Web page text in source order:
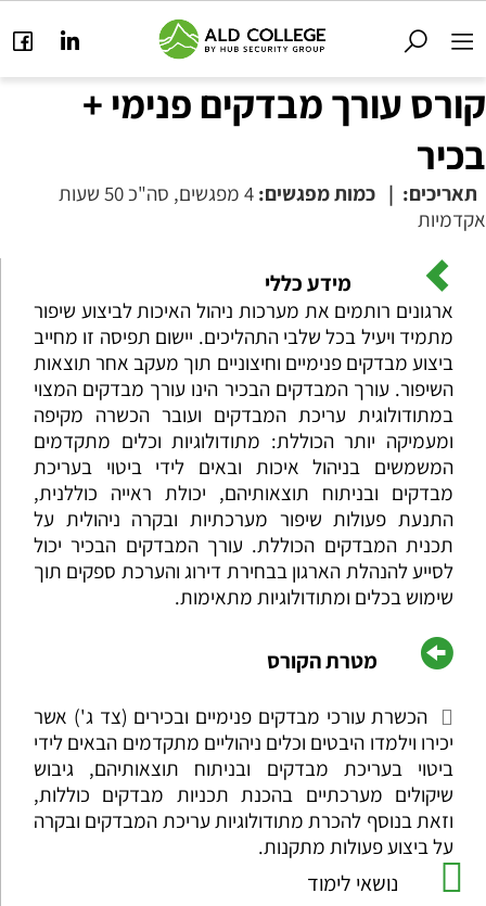
קורס עורך מבדקים פנימי +
בכיר
תאריכים: | כמות מפגשים:
4 מפגשים, סה"כ 50 שעות
אקדמיות
מידע כללי
ארגונים רותמים את מערכות ניהול האיכות לביצוע שיפור
מתמיד ויעיל בכל שלבי התהליכים. יישום תפיסה זו מחייב
ביצוע מבדקים פנימיים וחיצוניים תוך מעקב אחר תוצאות
השיפור. עורך המבדקים הבכיר הינו עורך מבדקים המצוי
במתודולוגית עריכת המבדקים ועובר הכשרה מקיפה
ומעמיקה יותר הכוללת: מתודולוגיות וכלים מתקדמים
המשמשים בניהול איכות ובאים לידי ביטוי בעריכת
מבדקים ובניתוח תוצאותיהם, יכולת ראייה כוללנית,
התנעת פעולות שיפור מערכתיות ובקרה ניהולית על
תכנית המבדקים הכוללת. עורך המבדקים הבכיר יכול
לסייע להנהלת הארגון בבחירת דירוג והערכת ספקים תוך
שימוש בכלים ומתודולוגיות מתאימות.
מטרת הקורס
הכשרת עורכי מבדקים פנימיים ובכירים (צד ג') אשר
יכירו וילמדו היבטים וכלים ניהוליים מתקדמים הבאים לידי
ביטוי בעריכת מבדקים ובניתוח תוצאותיהם, גיבוש
שיקולים מערכתיים בהכנת תכניות מבדקים כוללות,
וזאת בנוסף להכרת מתודולוגיות עריכת המבדקים ובקרה
על ביצוע פעולות מתקנות.
נושאי לימוד